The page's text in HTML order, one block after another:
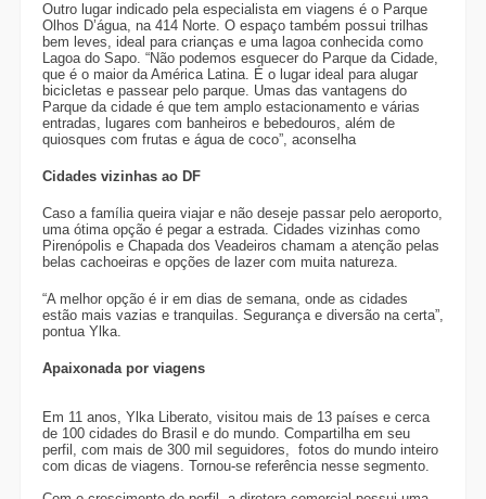
Outro lugar indicado pela especialista em viagens é o Parque
Olhos D’água, na 414 Norte. O espaço também possui trilhas
bem leves, ideal para crianças e uma lagoa conhecida como
Lagoa do Sapo. “Não podemos esquecer do Parque da Cidade,
que é o maior da América Latina. É o lugar ideal para alugar
bicicletas e passear pelo parque. Umas das vantagens do
Parque da cidade é que tem amplo estacionamento e várias
entradas, lugares com banheiros e bebedouros, além de
quiosques com frutas e água de coco”, aconselha
Cidades vizinhas ao DF
Caso a família queira viajar e não deseje passar pelo aeroporto,
uma ótima opção é pegar a estrada. Cidades vizinhas como
Pirenópolis e Chapada dos Veadeiros chamam a atenção pelas
belas cachoeiras e opções de lazer com muita natureza.
“A melhor opção é ir em dias de semana, onde as cidades
estão mais vazias e tranquilas. Segurança e diversão na certa”,
pontua Ylka.
Apaixonada por viagens
Em 11 anos, Ylka Liberato, visitou mais de 13 países e cerca
de 100 cidades do Brasil e do mundo. Compartilha em seu
perfil, com mais de 300 mil seguidores, fotos do mundo inteiro
com dicas de viagens. Tornou-se referência nesse segmento.